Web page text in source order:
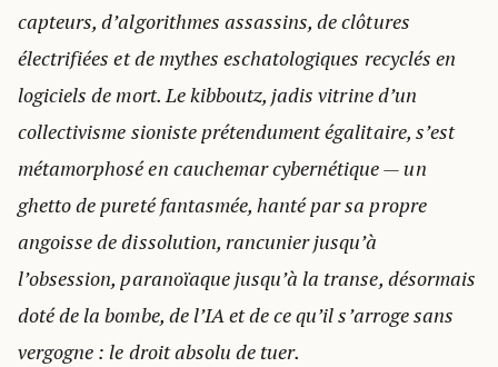
capteurs, d’algorithmes assassins, de clôtures
électrifiées et de mythes eschatologiques recyclés en
logiciels de mort. Le kibboutz, jadis vitrine d’un
collectivisme sioniste prétendument égalitaire, s’est
métamorphosé en cauchemar cybernétique — un
ghetto de pureté fantasmée, hanté par sa propre
angoisse de dissolution, rancunier jusqu’à
l’obsession, paranoïaque jusqu’à la transe, désormais
doté de la bombe, de l’IA et de ce qu’il s’arroge sans
vergogne : le droit absolu de tuer.